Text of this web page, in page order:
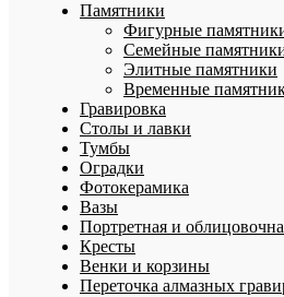
Памятники
Фигурные
Семейные
Элитные памятники
Временные
Гравировка
Столы и лавки
Тумбы
Оградки
Фотокерамика
Вазы
Портретная и
Кресты
Венки и корзины
Переточка алмазных